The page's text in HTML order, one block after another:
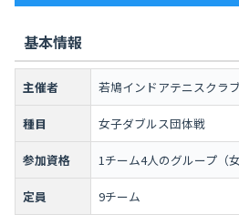
基本情報
主催者 若鳩インドアテニスクラ
種目 女子ダブルス団体戦
参加資格 1チーム4人のグループ（女
定員 9チーム